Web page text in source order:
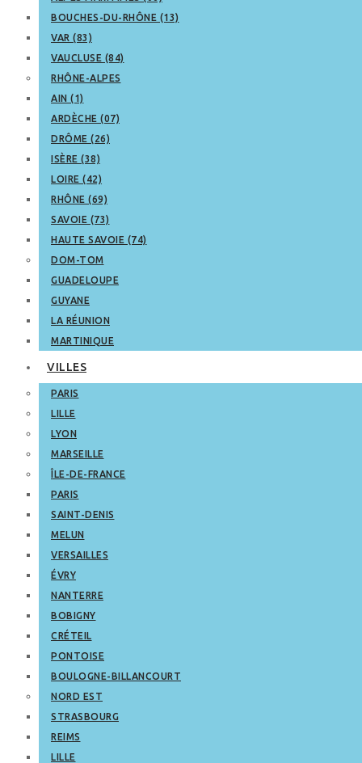
BOUCHES-DU-RHÔNE (13)
VAR (83)
VAUCLUSE (84)
RHÔNE-ALPES
AIN (1)
ARDÈCHE (07)
DRÔME (26)
ISÈRE (38)
LOIRE (42)
RHÔNE (69)
SAVOIE (73)
HAUTE SAVOIE (74)
DOM-TOM
GUADELOUPE
GUYANE
LA RÉUNION
MARTINIQUE
VILLES
PARIS
LILLE
LYON
MARSEILLE
ÎLE-DE-FRANCE
PARIS
SAINT-DENIS
MELUN
VERSAILLES
ÉVRY
NANTERRE
BOBIGNY
CRÉTEIL
PONTOISE
BOULOGNE-BILLANCOURT
NORD EST
STRASBOURG
REIMS
LILLE